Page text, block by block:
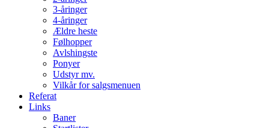
3-åringer
4-åringer
Ældre heste
Følhopper
Avlshingste
Ponyer
Udstyr mv.
Vilkår for salgsmenuen
Referat
Links
Baner